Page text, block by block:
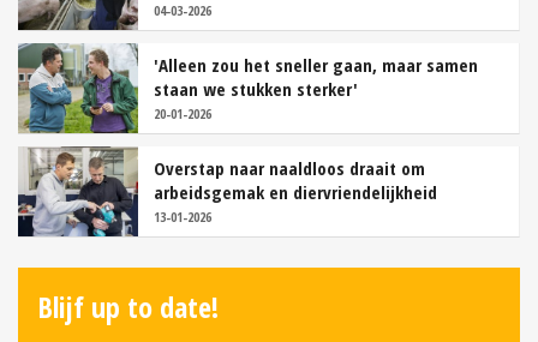
04-03-2026
'Alleen zou het sneller gaan, maar samen
staan we stukken sterker'
20-01-2026
Overstap naar naaldloos draait om
arbeidsgemak en diervriendelijkheid
13-01-2026
Blijf up to date!